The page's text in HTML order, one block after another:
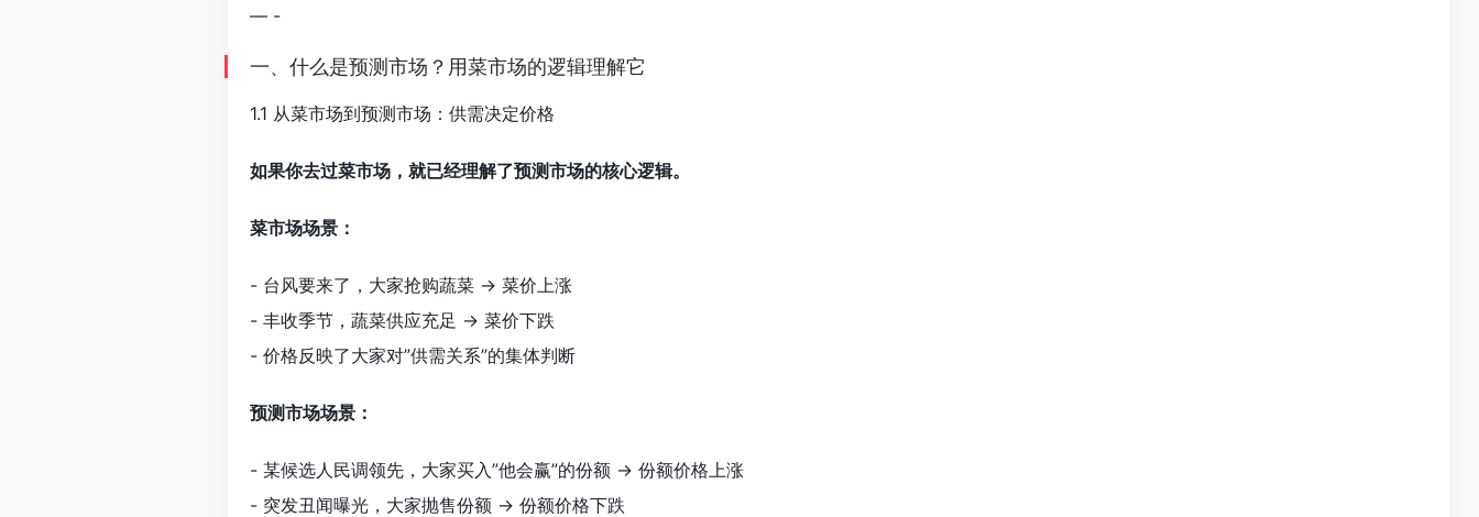
— -
一、什么是预测市场？用菜市场的逻辑理解它
1.1 从菜市场到预测市场：供需决定价格
如果你去过菜市场，就已经理解了预测市场的核心逻辑。
菜市场场景：
- 台风要来了，大家抢购蔬菜 → 菜价上涨
- 丰收季节，蔬菜供应充足 → 菜价下跌
- 价格反映了大家对”供需关系”的集体判断
预测市场场景：
- 某候选人民调领先，大家买入”他会赢”的份额 → 份额价格上涨
- 突发丑闻曝光，大家抛售份额 → 份额价格下跌